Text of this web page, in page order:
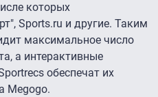
которых
Sports.ru и другие. Таким
максимальное число
а интерактивные
обеспечат их
Megogo.